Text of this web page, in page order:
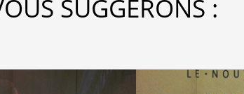
SUGGÉRONS :